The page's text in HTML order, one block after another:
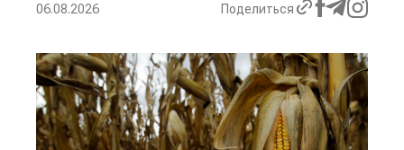
06.08.2026 Поделиться